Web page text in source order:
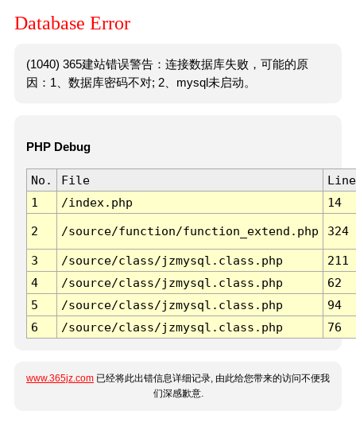
Database Error
(1040) 365建站错误警告：连接数据库失败，可能的原
因：1、数据库密码不对; 2、mysql未启动。
PHP Debug
No. File
Line
1
/index.php 14
2 /source/function/function_extend.php 324
3 /source/class/jzmysql.class.php
211
4
/source/class/jzmysql.class.php
62
5
/source/class/jzmysql.class.php
94
6
/source/class/jzmysql.class.php 76
www.365jz.com 已经将此出错信息详细记录, 由此给您带来的访问不便我
们深感歉意.